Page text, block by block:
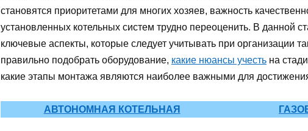
становятся приоритетами для многих хозяев, важность
установленных котельных систем трудно переоценить. В данной
ключевые аспекты, которые следует учитывать при организации
правильно подобрать оборудование, какие нюансы учесть на
какие этапы монтажа являются наиболее важными для
АВТОНОМНАЯ КОТЕЛЬНАЯ